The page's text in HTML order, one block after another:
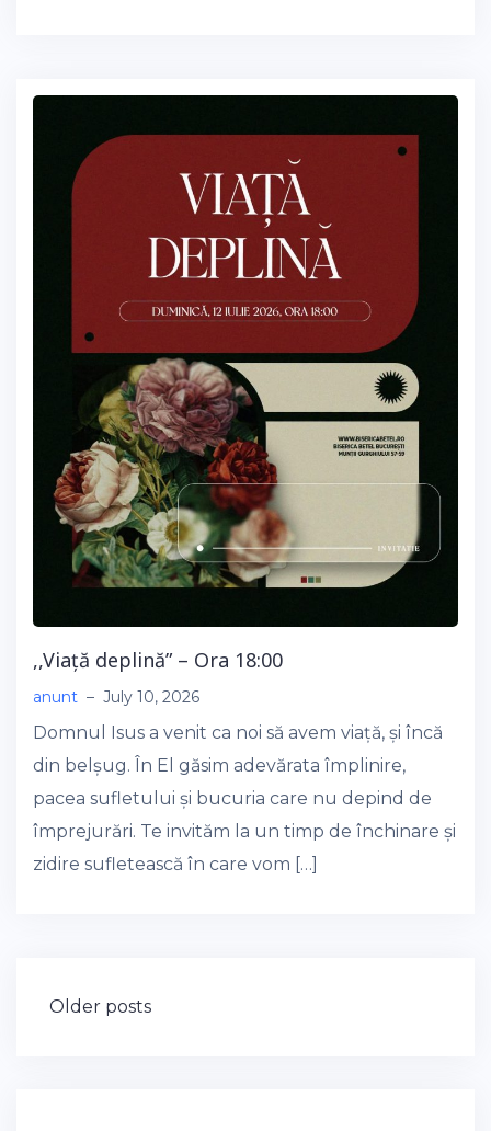
,,Viață deplină” – Ora 18:00
anunt – July 10, 2026
Domnul Isus a venit ca noi să avem viață, și încă
din belșug. În El găsim adevărata împlinire,
pacea sufletului și bucuria care nu depind de
împrejurări. Te invităm la un timp de închinare și
zidire sufletească în care vom […]
Posts
Older posts